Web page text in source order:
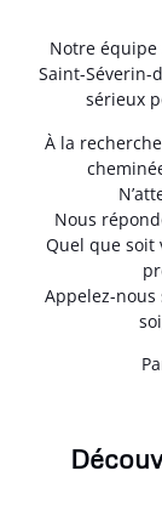
Notre équipe
Saint-Séverin-
sérieux
À la
Nous
Quel que soit
Appelez-